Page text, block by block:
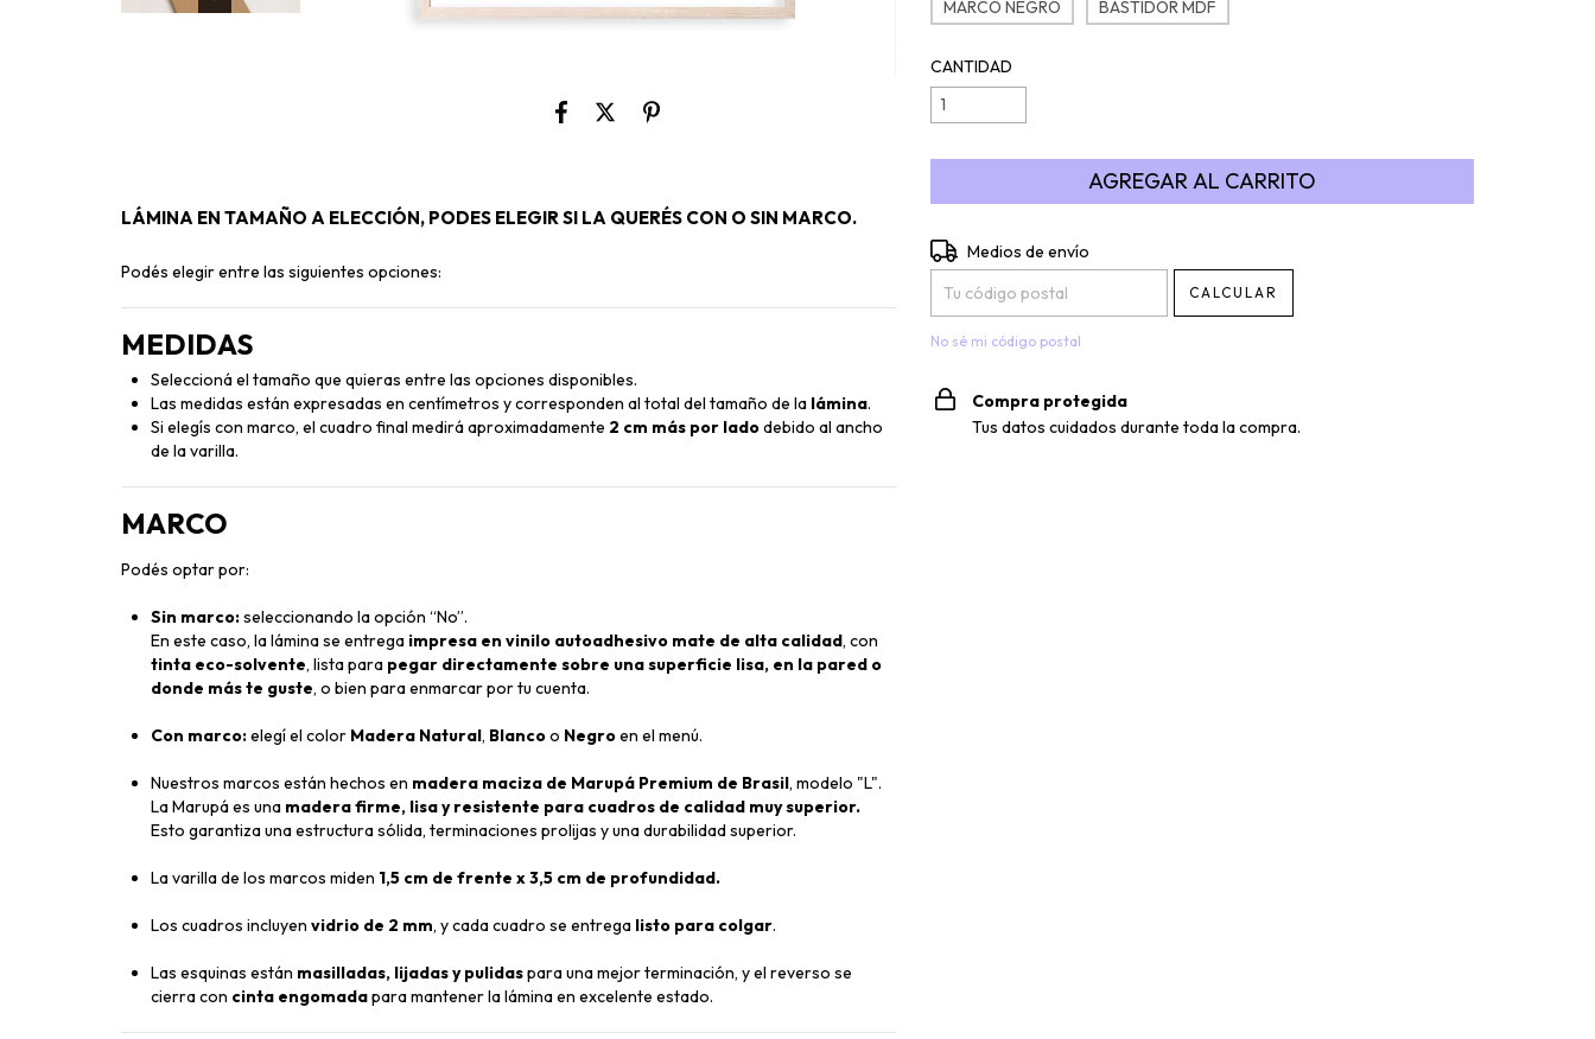
LÁMINA EN TAMAÑO A ELECCIÓN, PODES ELEGIR SI LA QUERÉS CON O SIN MARCO.
Podés elegir entre las siguientes opciones:
MEDIDAS
Seleccioná el tamaño que quieras entre las opciones disponibles.
Las medidas están expresadas en centímetros y corresponden al total del tamaño de la lámina.
Si elegís con marco, el cuadro final medirá aproximadamente 2 cm más por ladodebido al ancho
de la varilla.
MARCO
Podés optar por:
Sin marco:seleccionando la opción “No”.
En este caso, la lámina se entrega impresa en vinilo autoadhesivo mate de alta calidad, con
tinta eco-solvente, lista para pegar directamente sobre una superficie lisa, en la pared o
donde más te guste, o bien para enmarcar por tu cuenta.
Con marco:elegí el color Madera Natural, Blancoo Negroen el menú.
Nuestros marcos están hechos en madera maciza de Marupá Premium de Brasil, modelo "L".
La Marupá es una madera firme, lisa y resistente para cuadros de calidad muy superior.
Esto garantiza una estructura sólida, terminaciones prolijas y una durabilidad superior.
La varilla de los marcos miden 1,5 cm de frente x 3,5 cm de profundidad.
Los cuadros incluyen vidrio de 2 mm, y cada cuadro se entrega listo para colgar.
Las esquinas están masilladas, lijadas y pulidaspara una mejor terminación, y el reverso se
cierra con cinta engomadapara mantener la lámina en excelente estado.
MARCO NEGRO BASTIDOR MDF
CANTIDAD
Entregas para el CP:
Medios de envío
CALCULAR
No sé mi código postal
Compra protegida
Tus datos cuidados durante toda la compra.